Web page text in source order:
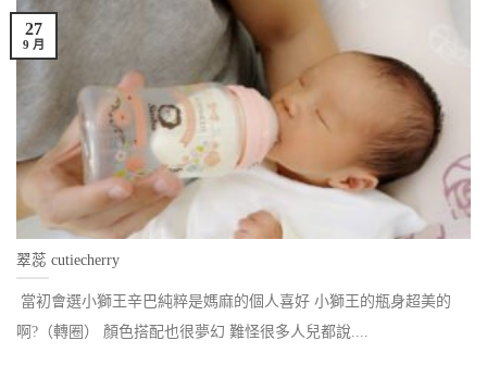
翠蕊 cutiecherry
當初會選小獅王辛巴純粹是媽麻的個人喜好 小獅王的瓶身超美的
啊?（轉圈） 顏色搭配也很夢幻 難怪很多人兒都說....
27
9 月